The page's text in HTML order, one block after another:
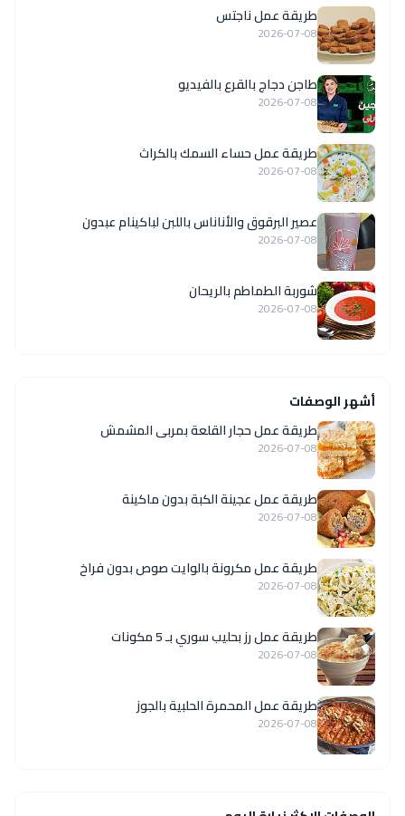
طريقة عمل ناجتس
2026-07-08
طاجن دجاج بالقرع بالفيديو
2026-07-08
طريقة عمل حساء السمك بالكراث
2026-07-08
عصير البرقوق والأناناس باللبن لباكينام عبدون
2026-07-08
شوربة الطماطم بالريحان
2026-07-08
أشهر الوصفات
طريقة عمل حجار القلعة بمربى المشمش
2026-07-08
طريقة عمل عجينة الكبة بدون ماكينة
2026-07-08
طريقة عمل مكرونة بالوايت صوص بدون فراخ
2026-07-08
طريقة عمل رز بحليب سوري بـ 5 مكونات
2026-07-08
طريقة عمل المحمرة الحلبية بالجوز
2026-07-08